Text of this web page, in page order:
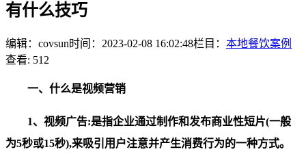
有什么技巧
编辑：covsun时间：2023-02-08 16:02:48栏目： 本地餐饮案例
查看: 512
一、什么是视频营销
1、视频广告:是指企业通过制作和发布商业性短片(一般
为5秒或15秒),来吸引用户注意并产生消费行为的一种方式。